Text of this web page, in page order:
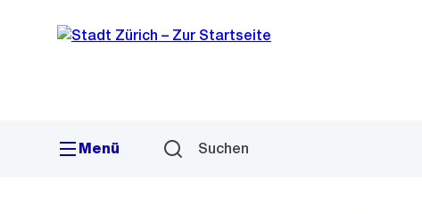
Navigation
Sprunglink
Menü Suchen